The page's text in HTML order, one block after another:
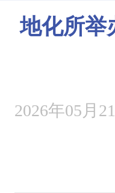
地化所举
2026年05月